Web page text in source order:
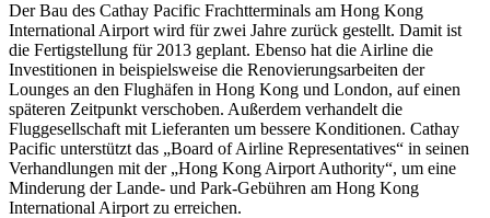
Der Bau des Cathay Pacific Frachtterminals am Hong Kong
International Airport wird für zwei Jahre zurück gestellt. Damit ist
die Fertigstellung für 2013 geplant. Ebenso hat die Airline die
Investitionen in beispielsweise die Renovierungsarbeiten der
Lounges an den Flughäfen in Hong Kong und London, auf einen
späteren Zeitpunkt verschoben. Außerdem verhandelt die
Fluggesellschaft mit Lieferanten um bessere Konditionen. Cathay
Pacific unterstützt das „Board of Airline Representatives“ in seinen
Verhandlungen mit der „Hong Kong Airport Authority“, um eine
Minderung der Lande- und Park-Gebühren am Hong Kong
International Airport zu erreichen.